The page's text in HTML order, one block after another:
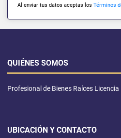
Al enviar tus datos aceptas los Términos
QUIÉNES SOMOS
Profesional de Bienes Raíces Licencia
UBICACIÓN Y CONTACTO